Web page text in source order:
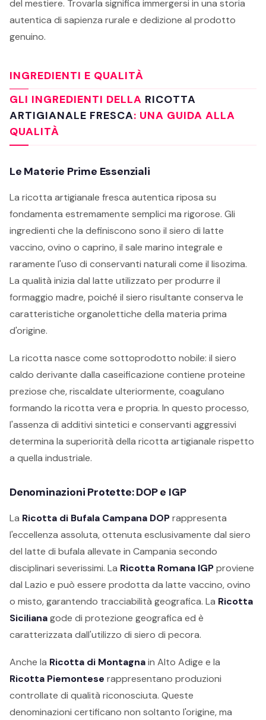
del mestiere. Trovarla significa immergersi in una storia
autentica di sapienza rurale e dedizione al prodotto
genuino.
INGREDIENTI E QUALITÀ
GLI INGREDIENTI DELLA RICOTTA
ARTIGIANALE FRESCA: UNA GUIDA ALLA
QUALITÀ
Le Materie Prime Essenziali
La ricotta artigianale fresca autentica riposa su
fondamenta estremamente semplici ma rigorose. Gli
ingredienti che la definiscono sono il siero di latte
vaccino, ovino o caprino, il sale marino integrale e
raramente l'uso di conservanti naturali come il lisozima.
La qualità inizia dal latte utilizzato per produrre il
formaggio madre, poiché il siero risultante conserva le
caratteristiche organolettiche della materia prima
d'origine.
La ricotta nasce come sottoprodotto nobile: il siero
caldo derivante dalla caseificazione contiene proteine
preziose che, riscaldate ulteriormente, coagulano
formando la ricotta vera e propria. In questo processo,
l'assenza di additivi sintetici e conservanti aggressivi
determina la superiorità della ricotta artigianale rispetto
a quella industriale.
Denominazioni Protette:DOPe IGP
La Ricotta di Bufala Campana DOPrappresenta
l'eccellenza assoluta, ottenuta esclusivamente dal siero
del latte di bufala allevate in Campania secondo
disciplinari severissimi. La Ricotta Romana IGPproviene
dal Lazio e può essere prodotta da latte vaccino, ovino
o misto, garantendo tracciabilità geografica. La Ricotta
Sicilianagode di protezione geografica ed è
caratterizzata dall'utilizzo di siero di pecora.
Anche la Ricotta di Montagnain Alto Adige e la
Ricotta Piemontese rappresentano produzioni
controllate di qualità riconosciuta. Queste
denominazioni certificano non soltanto l'origine, ma